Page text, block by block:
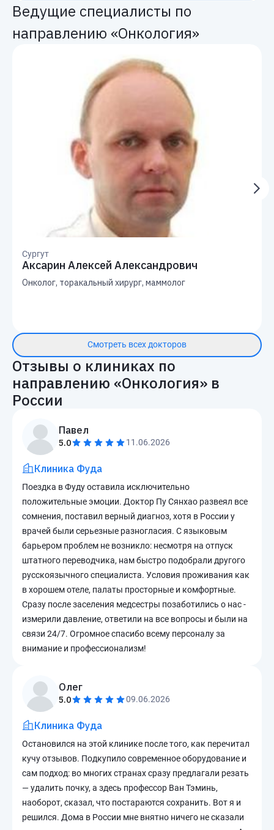
Ведущие специалисты по
направлению «Онкология»
Сургут
Аксарин Алексей Александрович
Онколог, торакальный хирург, маммолог
Смотреть всех докторов
Отзывы о клиниках по
направлению «Онкология» в
России
Павел
5.0 11.06.2026
Клиника Фуда
Поездка в Фуду оставила исключительно
положительные эмоции. Доктор Пу Сянхао развеял все
сомнения, поставил верный диагноз, хотя в России у
врачей были серьезные разногласия. С языковым
барьером проблем не возникло: несмотря на отпуск
штатного переводчика, нам быстро подобрали другого
русскоязычного специалиста. Условия проживания как
в хорошем отеле, палаты просторные и комфортные.
Сразу после заселения медсестры позаботились о нас -
измерили давление, ответили на все вопросы и были на
связи 24/7. Огромное спасибо всему персоналу за
внимание и профессионализм!
Олег
5.0 09.06.2026
Клиника Фуда
Остановился на этой клинике после того, как перечитал
кучу отзывов. Подкупило современное оборудование и
сам подход: во многих странах сразу предлагали резать
— удалить почку, а здесь профессор Ван Тэминь,
наоборот, сказал, что постараются сохранить. Вот я и
решился. Дома в России мне внятно ничего не сказали